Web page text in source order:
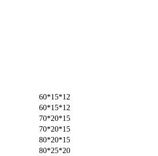
60*15*12
60*15*12
70*20*15
70*20*15
80*20*15
80*25*20